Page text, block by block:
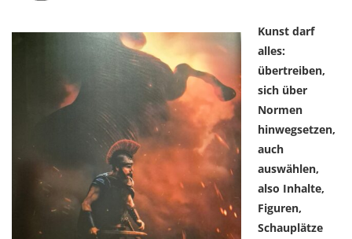
Kunst darf
alles:
übertreiben,
sich über
Normen
hinwegsetzen,
auch
auswählen,
also Inhalte,
Figuren,
Schauplätze